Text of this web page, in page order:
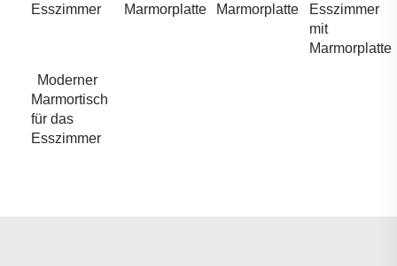
Esszimmer
Marmorplatte
Marmorplatte
Esszimmer
mit
Marmorplatte
Moderner
Marmortisch
für das
Esszimmer